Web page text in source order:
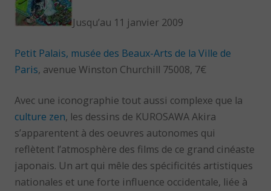
Jusqu’au 11 janvier 2009
Petit Palais, musée des Beaux-Arts de la Ville de
Paris, avenue Winston Churchill 75008, 7€
Avec une iconographie tout aussi complexe que la
culture zen, les dessins de KUROSAWA Akira
s’apparentent à des oeuvres autonomes qui
reflètent l’atmosphère des films de ce grand cinéaste
japonais. Un art qui mêle des spécificités artistiques
nationales et une forte influence occidentale, liée à